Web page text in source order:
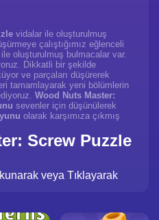
vidalar ile oluşturulmuş
çalıştığımız eğlenceli
oluşturulmuş bulmacalar var.
Dikkatli bir şekilde
ve parçaları düşürerek
tamamlayarak yeni bölümlerin
Wood Nuts Master:
sevenler için düşünülerek
olarak karşımıza çıkmış
Screw Puzzle
veya Tıklayarak